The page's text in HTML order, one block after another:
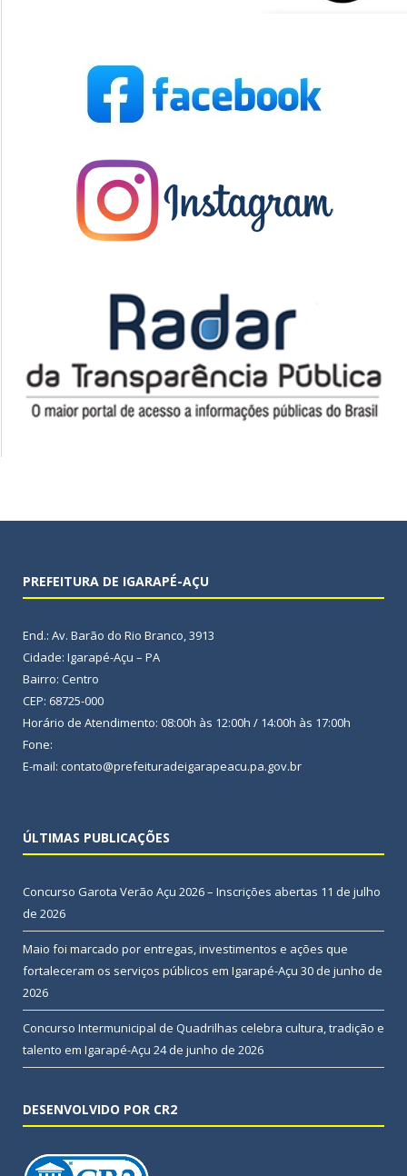
PREFEITURA DE IGARAPÉ-AÇU
End.: Av. Barão do Rio Branco, 3913
Cidade: Igarapé-Açu – PA
Bairro: Centro
CEP: 68725-000
Horário de Atendimento: 08:00h às 12:00h / 14:00h às 17:00h
Fone:
E-mail: contato@prefeituradeigarapeacu.pa.gov.br
ÚLTIMAS PUBLICAÇÕES
Concurso Garota Verão Açu 2026 – Inscrições abertas 11 de julho
de 2026
Maio foi marcado por entregas, investimentos e ações que
fortaleceram os serviços públicos em Igarapé-Açu 30 de junho de
2026
Concurso Intermunicipal de Quadrilhas celebra cultura, tradição e
talento em Igarapé-Açu 24 de junho de 2026
DESENVOLVIDO POR CR2